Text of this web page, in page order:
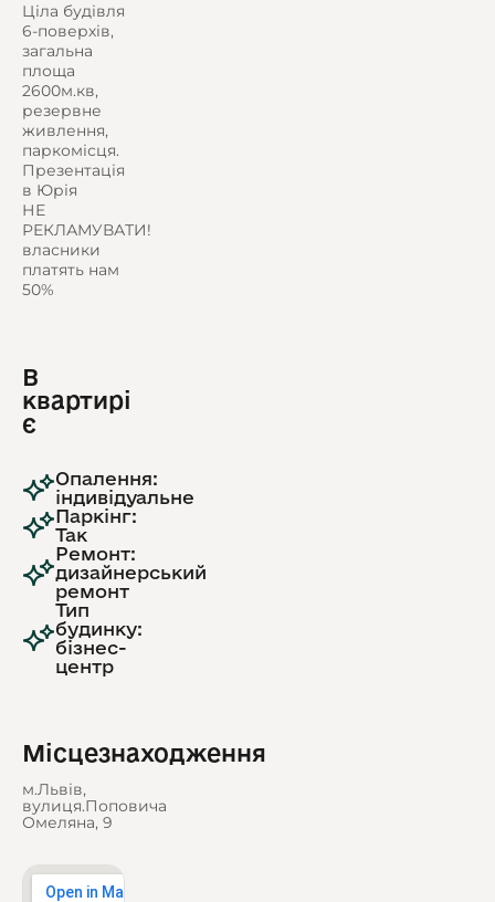
Ціла будівля
6-поверхів,
загальна
площа
2600м.кв,
резервне
живлення,
паркомісця.
Презентація
в Юрія
НЕ
РЕКЛАМУВАТИ!
власники
платять нам
50%
В
квартирі
є
Опалення:
індивідуальне
Паркінг:
Так
Ремонт:
дизайнерський
ремонт
Тип
будинку:
бізнес-
центр
Місцезнаходження
м.Львів,
вулиця.Поповича
Омеляна, 9